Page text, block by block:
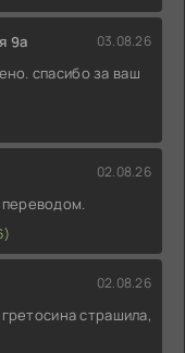
9а 03.08.26
спасибо за ваш
02.08.26
02.08.26
страшила,